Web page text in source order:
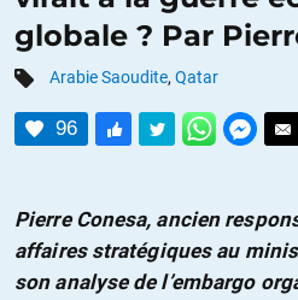
DOSSIERS
CATÉGORIES
MOTS CLÉS
CONTACTER
FAIRE UN
globale ? Par
Arabie Saoudite, Qatar
96
Pierre Conesa, ancien
affaires stratégiques au
son analyse de l’embargo